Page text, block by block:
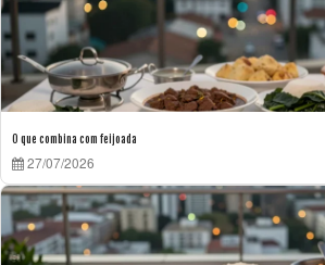
O que combina com feijoada
27/07/2026